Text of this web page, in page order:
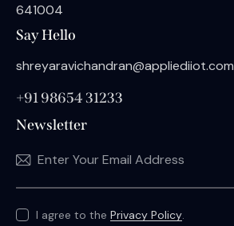
641004
Say Hello
shreyaravichandran@appliediiot.com
+91 98654 31233
Newsletter
I agree to the Privacy Policy.